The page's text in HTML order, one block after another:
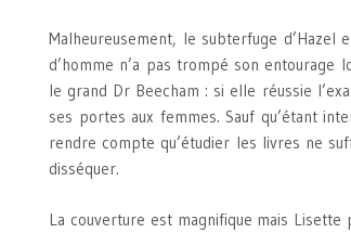
Malheureusement, le subterfuge
d’homme n’a pas trompé son entourage
le grand Dr Beecham : si elle réussie
ses portes aux femmes. Sauf qu’étant
rendre compte qu’étudier les livres ne
disséquer.
La couverture est magnifique mais